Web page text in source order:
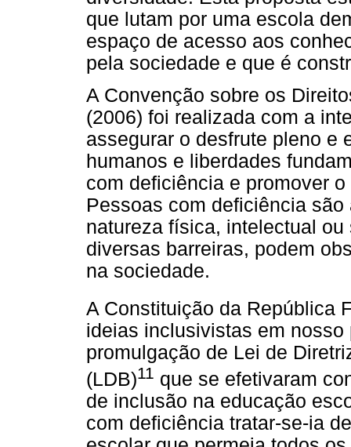
que lutam por uma escola
espaço de acesso aos
pela sociedade e que é
A Convenção sobre os
(2006) foi realizada com a
assegurar o desfrute pleno e
humanos e liberdades
com deficiência e promover
Pessoas com deficiência
natureza física, intelectual
diversas barreiras, podem
na sociedade.
A Constituição da República
ideias inclusivistas em
promulgação de Lei de
(LDB)11 que se efetivaram
de inclusão na educação
com deficiência tratar-se-ia